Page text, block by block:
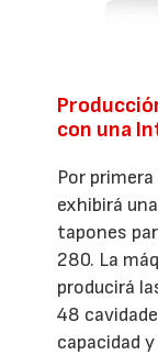
con una
Por
exhibirá
tapones
280. La
producirá
48
capacidad